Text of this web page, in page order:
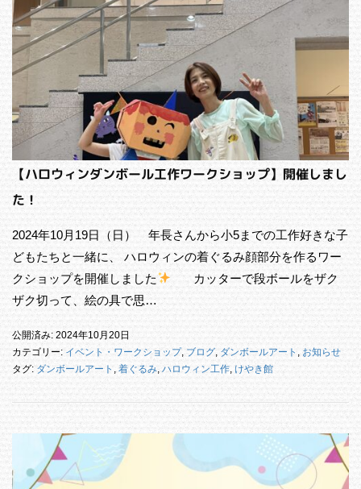
【ハロウィンダンボール工作ワークショップ】開催しまし
た！
2024年10月19日（日） 年長さんから小5までの工作好きな子
どもたちと一緒に、 ハロウィンの着ぐるみ顔部分を作るワー
クショップを開催しました
カッターで段ボールをザク
ザク切って、絵の具で思…
公開済み: 2024年10月20日
カテゴリー: イベント・ワークショップ, ブログ, ダンボールアート , お知らせ
タグ: ダンボールアート ,着ぐるみ,ハロウィン工作, けやき館